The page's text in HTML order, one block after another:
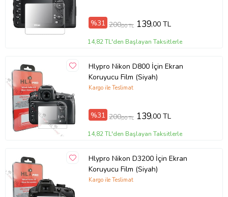
%31 200,00 TL 139,00 TL
14,82 TL'den Başlayan Taksitlerle
Hlypro Nikon D800 İçin Ekran
Koruyucu Film (Siyah)
Kargo ile Teslimat
%31 200,00 TL 139,00 TL
14,82 TL'den Başlayan Taksitlerle
Hlypro Nikon D3200 İçin Ekran
Koruyucu Film (Siyah)
Kargo ile Teslimat